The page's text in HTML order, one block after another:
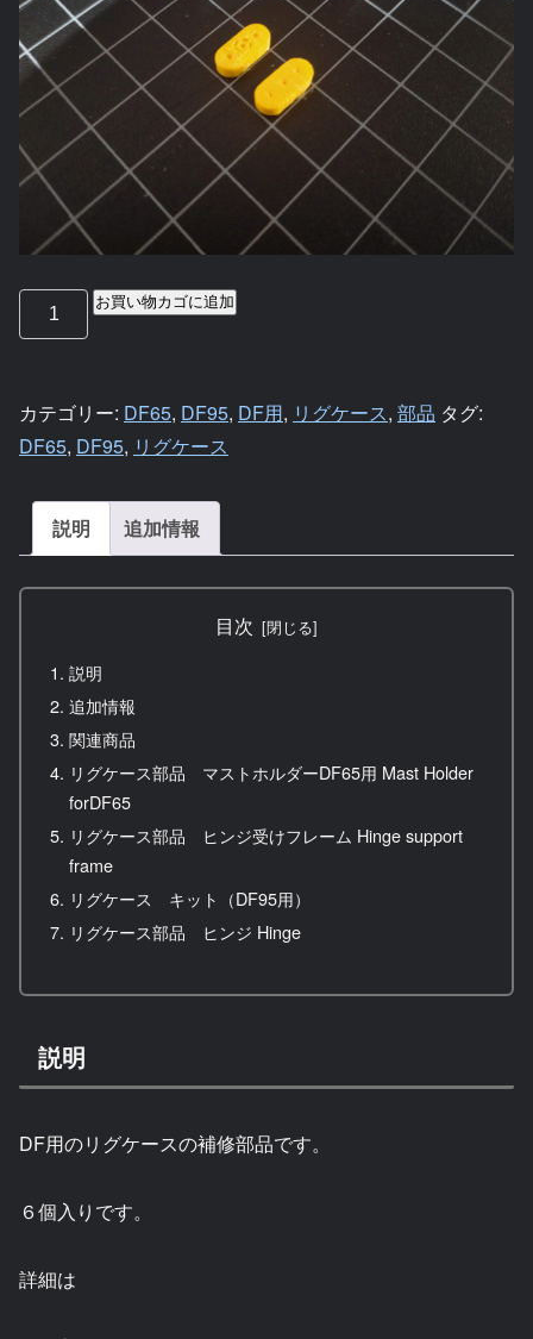
お買い物カゴに追加
カテゴリー: DF65, DF95, DF用, リグケース, 部品 タグ:
DF65, DF95, リグケース
説明 追加情報
目次
説明
追加情報
関連商品
リグケース部品 マストホルダーDF65用 Mast Holder
forDF65
リグケース部品 ヒンジ受けフレーム Hinge support
frame
リグケース キット（DF95用）
リグケース部品 ヒンジ Hinge
説明
DF用のリグケースの補修部品です。
６個入りです。
詳細は